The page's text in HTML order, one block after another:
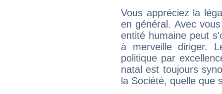
Vous appréciez la
en général. Avec
entité humaine peut
à merveille diriger.
politique par
natal est toujours
la Société, quelle que